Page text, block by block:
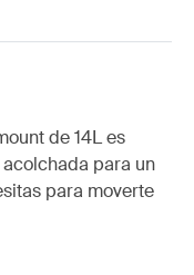
de 14L es
para un
para moverte